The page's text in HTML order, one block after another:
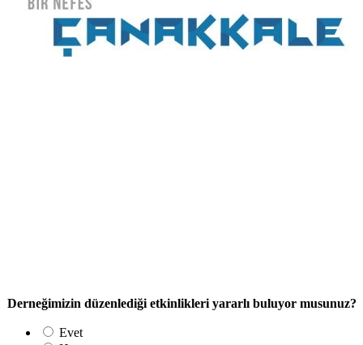
Derneğimizin düzenlediği etkinlikleri yararlı buluyor musunuz?
Evet